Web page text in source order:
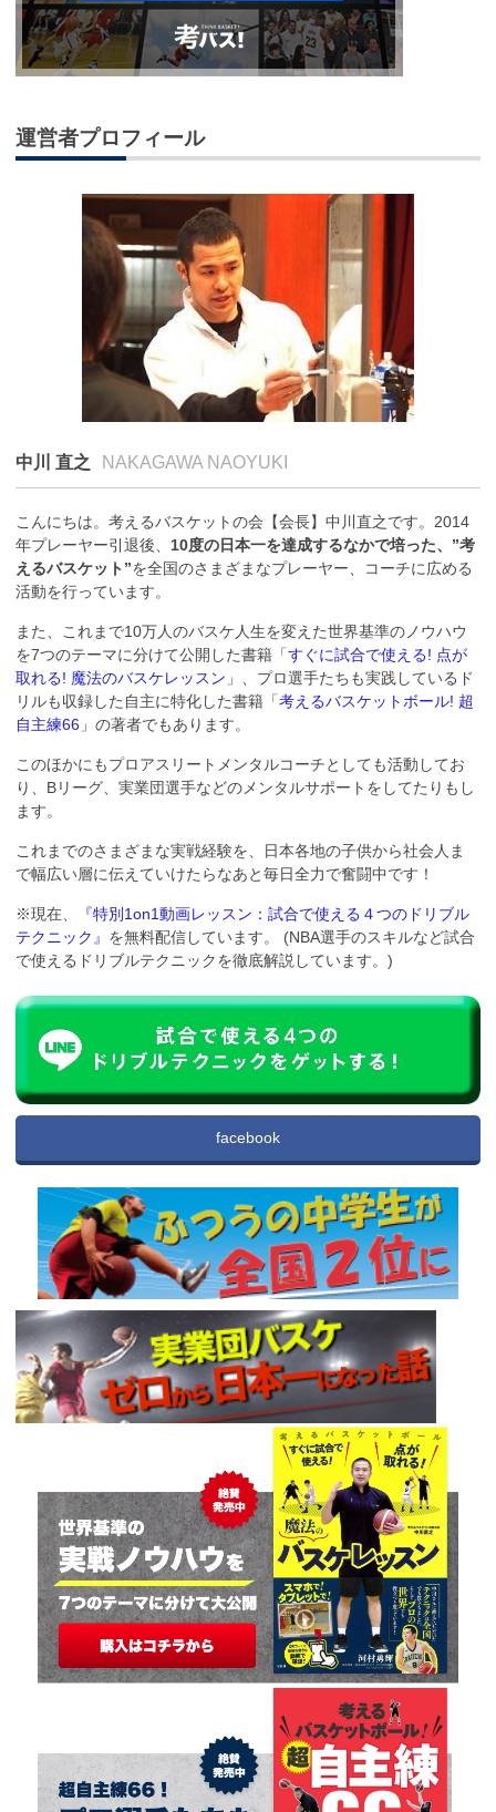
運営者プロフィール
中川 直之 NAKAGAWA NAOYUKI
こんにちは。考えるバスケットの会【会長】中川直之です。2014
年プレーヤー引退後、10度の日本一を達成するなかで培った、”考
えるバスケット”を全国のさまざまなプレーヤー、コーチに広める
活動を行っています。
また、これまで10万人のバスケ人生を変えた世界基準のノウハウ
を7つのテーマに分けて公開した書籍「すぐに試合で使える! 点が
取れる! 魔法のバスケレッスン 」、プロ選手たちも実践しているド
リルも収録した自主に特化した書籍「考えるバスケットボール! 超
自主練66 」の著者でもあります。
このほかにもプロアスリートメンタルコーチとしても活動してお
り、Bリーグ、実業団選手などのメンタルサポートをしてたりもし
ます。
これまでのさまざまな実戦経験を、日本各地の子供から社会人ま
で幅広い層に伝えていけたらなあと毎日全力で奮闘中です！
※現在、
『特別1on1動画レッスン：試合で使える４つのドリブル
テクニック』 を無料配信しています。 (NBA選手のスキルなど試合
で使えるドリブルテクニックを徹底解説しています。)
facebook